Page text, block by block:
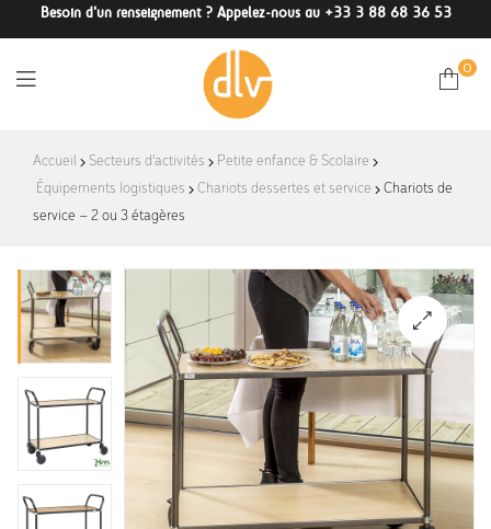
Besoin d'un renseignement ? Appelez-nous au +33 3 88 68 36 53
DLV-
France
0
Accueil Secteurs d'activités
Petite enfance & Scolaire
Équipements logistiques
Chariots dessertes et service
Chariots de
service – 2 ou 3 étagères